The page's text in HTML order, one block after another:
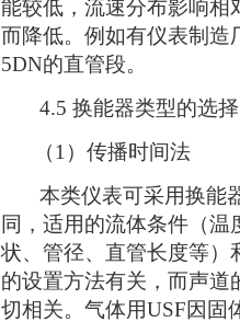
能较低，流速分布影响相
而降低。例如有仪表制造
5DN的直管段。
4.5 换能器类型的选择
（1）传播时间法
本类仪表可采用换能
同，适用的流体条件（
状、管径、直管长度等）
的设置方法有关，而声
切相关。气体用USF因固